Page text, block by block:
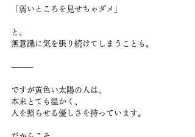
「弱いところを見せちゃダメ」
と、
無意識に気を張り続けてしまうことも。
⸻
ですが黄色い太陽の人は、
本来とても温かく、
人を照らせる優しさを持っています。